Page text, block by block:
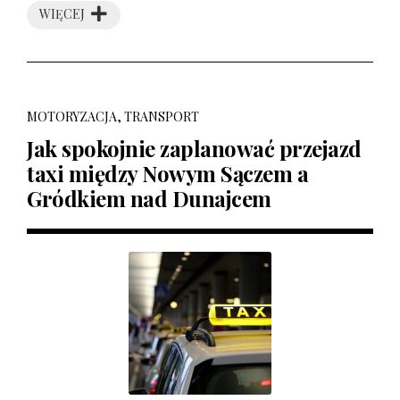
WIĘCEJ
MOTORYZACJA, TRANSPORT
Jak spokojnie zaplanować przejazd
taxi między Nowym Sączem a
Gródkiem nad Dunajcem